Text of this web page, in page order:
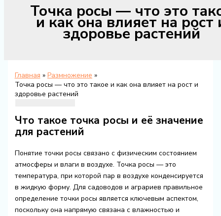
Точка росы — что это
и как она влияет на рост
здоровье растений
Главная
Размножение
Точка росы — что это такое и как она влияет на рост и
здоровье растений
Что такое точка росы и её значение
для растений
Понятие точки росы связано с физическим состоянием
атмосферы и влаги в воздухе. Точка росы — это
температура, при которой пар в воздухе конденсируется
в жидкую форму. Для садоводов и аграриев правильное
определение точки росы является ключевым аспектом,
поскольку она напрямую связана с влажностью и